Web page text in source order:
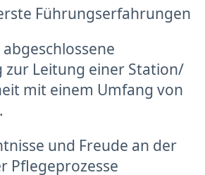
Führungserfahrungen
zur Leitung einer Station/
mit einem Umfang von
und Freude an der
Pflegeprozesse